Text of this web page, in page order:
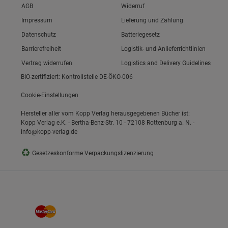
Link zum/zur
AGB
Link zum/zur
Impressum
Link zum/zur
Datenschutz
Link zum/zur
Barrierefreiheit
Vertrag widerrufen
Widerruf
Lieferung und Zahlung
Batteriegesetz
Logistik- und Anlieferrichtlinien
Logistics and Delivery Guidelines
BIO-zertifiziert: Kontrollstelle DE-ÖKO-006
Cookie-Einstellungen
Hersteller aller vom Kopp Verlag herausgegebenen Bücher ist:
Kopp Verlag e.K. - Bertha-Benz-Str. 10 - 72108 Rottenburg a. N. -
info@kopp-verlag.de
♻ Gesetzeskonforme Verpackungslizenzierung
Gruppe